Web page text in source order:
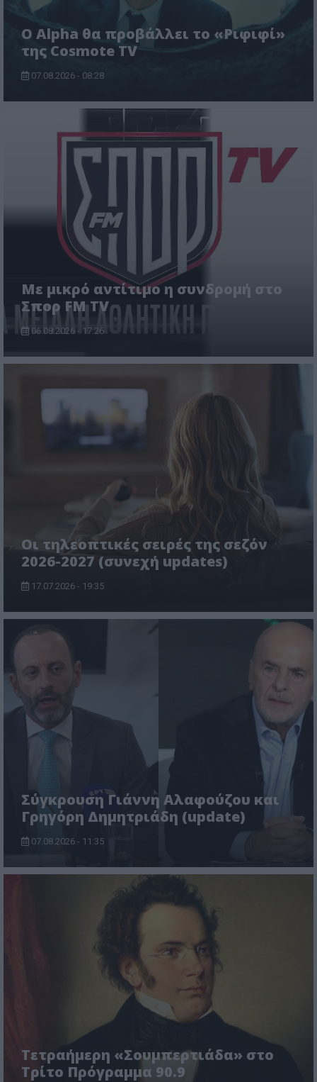
Ο Alpha θα προβάλλει το «Ριφιφί»
της Cosmote TV
07.08.2026 - 08:28
Με μικρό αντίτιμο η συνδρομή στο
Σπορ FM TV
06.08.2026 - 17:26
Οι τηλεοπτικές σειρές της σεζόν
2026-2027 (συνεχή updates)
17.07.2026 - 19:35
Σύγκρουση Γιάννη Αλαφούζου και
Γρηγόρη Δημητριάδη (update)
07.08.2026 - 11:35
Τετραήμερη «Σουμπερτιάδα» στο
Τρίτο Πρόγραμμα 90.9